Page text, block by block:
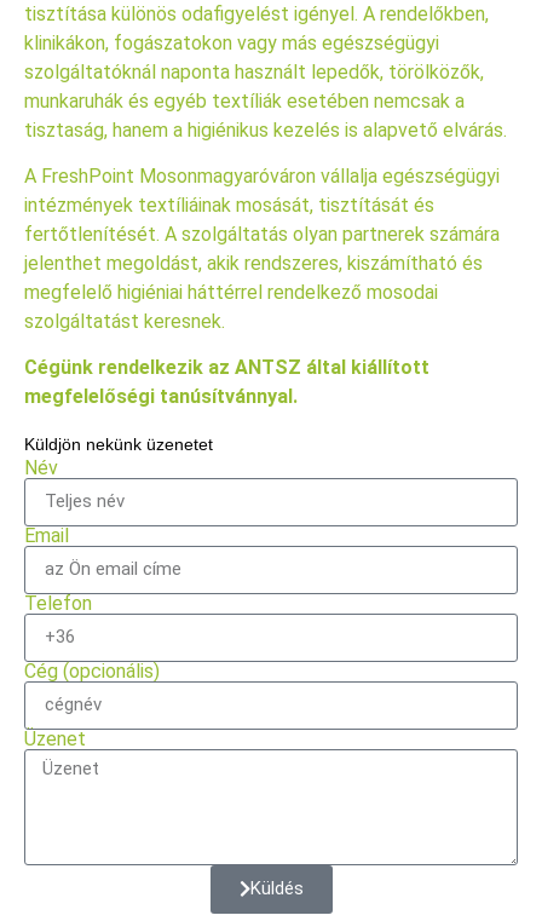
tisztítása különös odafigyelést igényel. A rendelőkben,
klinikákon, fogászatokon vagy más egészségügyi
szolgáltatóknál naponta használt lepedők, törölközők,
munkaruhák és egyéb textíliák esetében nemcsak a
tisztaság, hanem a higiénikus kezelés is alapvető elvárás.
A FreshPoint Mosonmagyaróváron vállalja egészségügyi
intézmények textíliáinak mosását, tisztítását és
fertőtlenítését. A szolgáltatás olyan partnerek számára
jelenthet megoldást, akik rendszeres, kiszámítható és
megfelelő higiéniai háttérrel rendelkező mosodai
szolgáltatást keresnek.
Cégünk rendelkezik az ANTSZ által kiállított
megfelelőségi tanúsítvánnyal.
Küldjön nekünk üzenetet
Név
Email
Telefon
Cég (opcionális)
Üzenet
Küldés